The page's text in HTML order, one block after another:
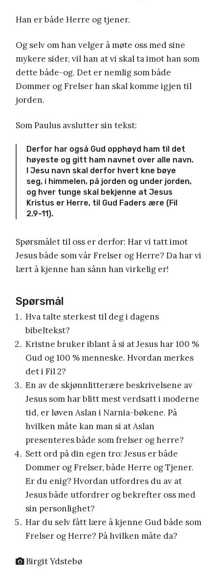
Han er både Herre og tjener.
Og selv om han velger å møte oss med sine
mykere sider, vil han at vi skal ta imot han som
dette både-og. Det er nemlig som både
Dommer og Frelser han skal komme igjen til
jorden.
Som Paulus avslutter sin tekst:
Derfor har også Gud opphøyd ham til det
høyeste og gitt ham navnet over alle navn.
I Jesu navn skal derfor hvert kne bøye
seg, i himmelen, på jorden og under jorden,
og hver tunge skal bekjenne at Jesus
Kristus er Herre, til Gud Faders ære (Fil
2,9-11).
Spørsmålet til oss er derfor: Har vi tatt imot
Jesus både som vår Frelser og Herre? Da har vi
lært å kjenne han sånn han virkelig er!
Spørsmål
Hva talte sterkest til deg i dagens
bibeltekst?
Kristne bruker iblant å si at Jesus har 100 %
Gud og 100 % menneske. Hvordan merkes
det i Fil 2?
En av de skjønnlitterære beskrivelsene av
Jesus som har blitt mest verdsatt i moderne
tid, er løven Aslan i Narnia-bøkene. På
hvilken måte kan man si at Aslan
presenteres både som frelser og herre?
Sett ord på din egen tro: Jesus er både
Dommer og Frelser, både Herre og Tjener.
Er du enig? Hvordan utfordres du av at
Jesus både utfordrer og bekrefter oss med
sin personlighet?
Har du selv fått lære å kjenne Gud både som
Frelser og Herre? På hvilken måte da?
Birgit Ydstebø